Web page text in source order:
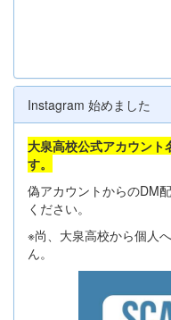
Instagram 始めました
大泉高校公式アカウン
す。
偽アカウントからのDM
ください。
※尚、大泉高校から個人
ん。